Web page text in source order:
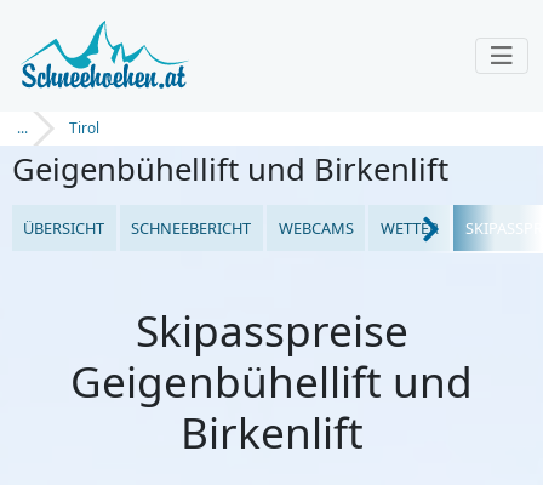
... Tirol
Geigenbühellift und Birkenlift
ÜBERSICHT SCHNEEBERICHT WEBCAMS WETTER
Skipasspreise
Geigenbühellift und
Birkenlift